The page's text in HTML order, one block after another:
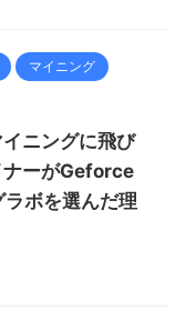
マイニング
ニングに飛び
ナーがGeforce
ボを選んだ理